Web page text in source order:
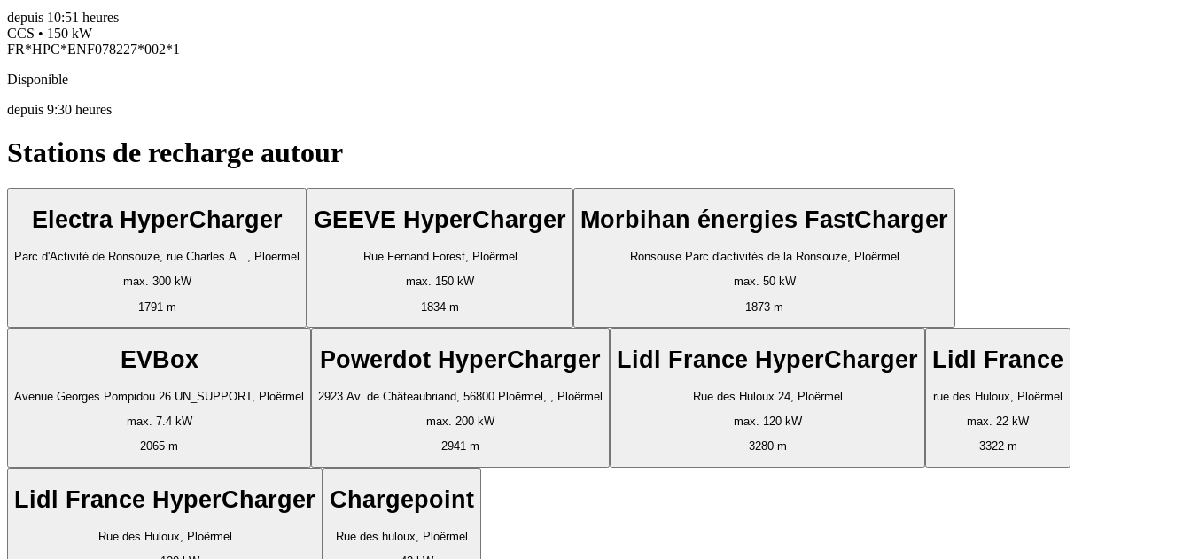
depuis 10:51 heures
CCS • 150 kW
FR*HPC*ENF078227*002*1
Disponible
depuis 9:30 heures
Stations de recharge autour
Electra HyperCharger
Parc d'Activité de Ronsouze, rue Charles A..., Ploermel
max. 300 kW
1791 m
GEEVE HyperCharger
Rue Fernand Forest, Ploërmel
max. 150 kW
1834 m
Morbihan énergies FastCharger
Ronsouse Parc d'activités de la Ronsouze, Ploërmel
max. 50 kW
1873 m
EVBox
Avenue Georges Pompidou 26 UN_SUPPORT, Ploërmel
max. 7.4 kW
2065 m
Powerdot HyperCharger
2923 Av. de Châteaubriand, 56800 Ploërmel, , Ploërmel
max. 200 kW
2941 m
Lidl France HyperCharger
Rue des Huloux 24, Ploërmel
max. 120 kW
3280 m
Lidl France
rue des Huloux, Ploërmel
max. 22 kW
3322 m
Lidl France HyperCharger
Rue des Huloux, Ploërmel
Chargepoint
Rue des huloux, Ploërmel